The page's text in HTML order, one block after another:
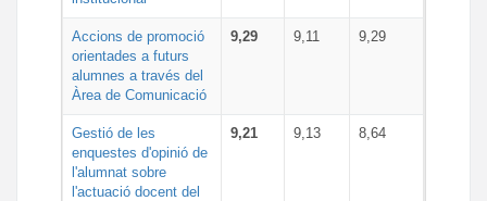
Accions de promoció
orientades a futurs
alumnes a través del
Àrea de Comunicació
9,29 9,11 9,29
Gestió de les
enquestes d'opinió de
l'alumnat sobre
l'actuació docent del
9,21 9,13 8,64